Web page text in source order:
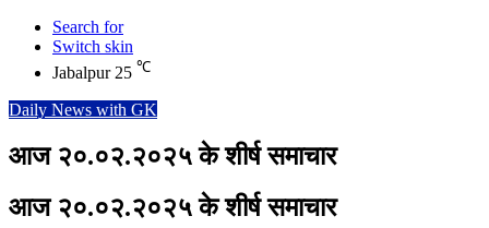
Search for
Switch skin
Jabalpur 25 ℃
Daily News with GK
आज २०.०२.२०२५ के शीर्ष समाचार
आज २०.०२.२०२५ के शीर्ष समाचार